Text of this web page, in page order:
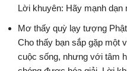
Lời khuyên: Hãy mạnh dạn
Mơ thấy quỳ lạy tượng
Cho thấy bạn sắp gặp một
cuộc sống, nhưng với tâm